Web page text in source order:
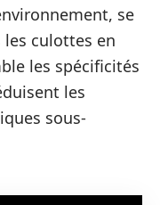
se
culottes en
les spécificités
les
sous-